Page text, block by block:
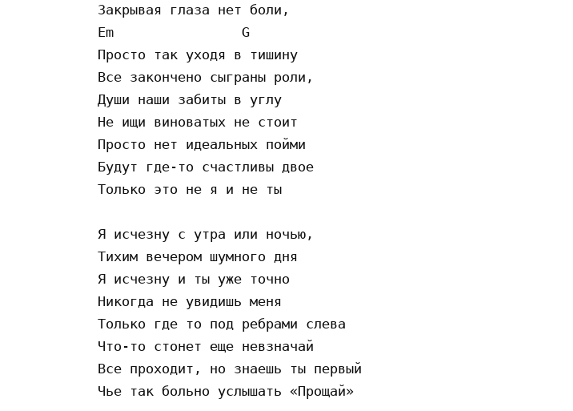
Закрывая глаза нет боли,
Em                G
Просто так уходя в тишину
Все закончено сыграны роли,
Души наши забиты в углу
Не ищи виноватых не стоит
Просто нет идеальных пойми
Будут где-то счастливы двое
Только это не я и не ты
Я исчезну с утра или ночью,
Тихим вечером шумного дня
Я исчезну и ты уже точно
Никогда не увидишь меня
Только где то под ребрами слева
Что-то стонет еще невзначай
Все проходит, но знаешь ты первый
Чье так больно услышать «Прощай»